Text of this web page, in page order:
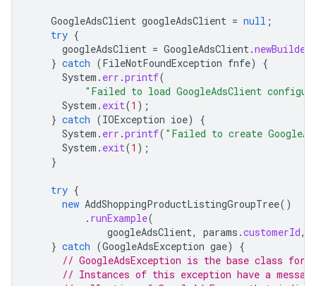
GoogleAdsClient googleAdsClient = null ;
try {
googleAdsClient = GoogleAdsClient .newBuilder
} catch (FileNotFoundException fnfe)
{
System . err .printf(
"Failed to load GoogleAdsClient
System . exit(1 );
} catch (IOException ioe)
{
System . err .printf( "Failed to create
System . exit(1 );
}
try {
new AddShoppingProductListingGroupTree()
. runExample(
googleAdsClient, params .customerId,
} catch (GoogleAdsException gae)
{
// GoogleAdsException is the base class for
// Instances of this exception have a